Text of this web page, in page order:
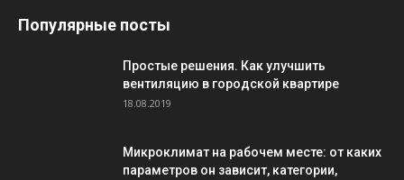
Популярные посты
Простые решения. Как улучшить
вентиляцию в городской квартире
18.08.2019
Микроклимат на рабочем месте: от каких
параметров он зависит, категории,